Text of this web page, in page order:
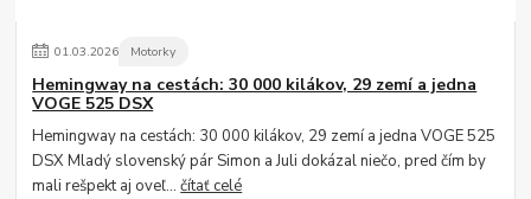
01.03.2026 Motorky
Hemingway na cestách: 30 000 kilákov, 29 zemí a jedna
VOGE 525 DSX
Hemingway na cestách: 30 000 kilákov, 29 zemí a jedna VOGE 525
DSX Mladý slovenský pár Simon a Juli dokázal niečo, pred čím by
mali rešpekt aj oveľ...čítať celé